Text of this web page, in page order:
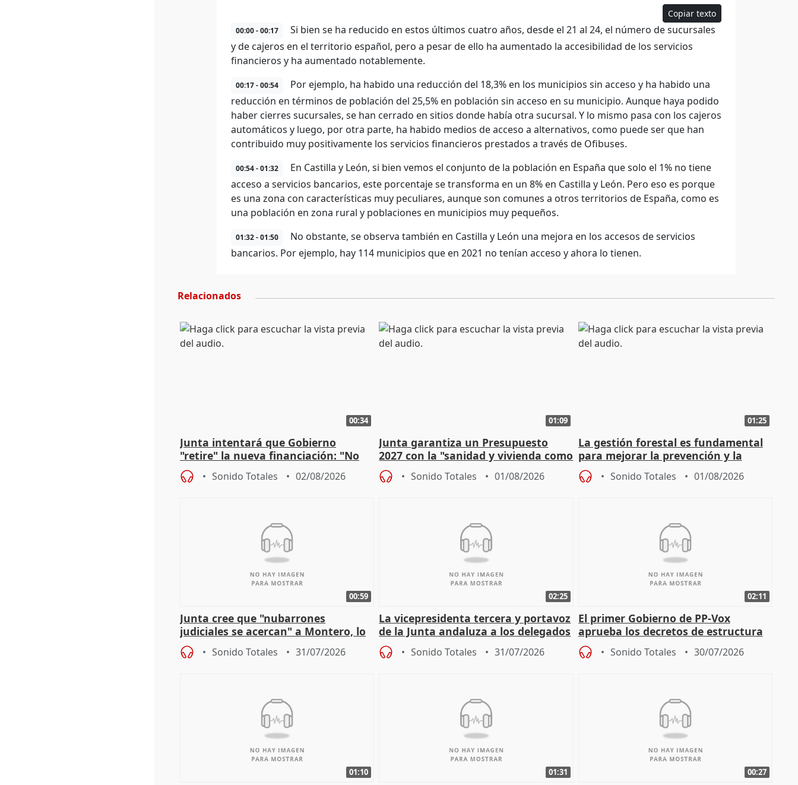
Copiar texto
00:00 - 00:17
Si bien se ha reducido en estos últimos cuatro años, desde el 21 al 24, el número de sucursales
y de cajeros en el territorio español, pero a pesar de ello ha aumentado la accesibilidad de los servicios
financieros y ha aumentado notablemente.
00:17 - 00:54
Por ejemplo, ha habido una reducción del 18,3% en los municipios sin acceso y ha habido una
reducción en términos de población del 25,5% en población sin acceso en su municipio. Aunque haya podido
haber cierres sucursales, se han cerrado en sitios donde había otra sucursal. Y lo mismo pasa con los cajeros
automáticos y luego, por otra parte, ha habido medios de acceso a alternativos, como puede ser que han
contribuido muy positivamente los servicios financieros prestados a través de Ofibuses.
00:54 - 01:32
En Castilla y León, si bien vemos el conjunto de la población en España que solo el 1% no tiene
acceso a servicios bancarios, este porcentaje se transforma en un 8% en Castilla y León. Pero eso es porque
es una zona con características muy peculiares, aunque son comunes a otros territorios de España, como es
una población en zona rural y poblaciones en municipios muy pequeños.
01:32 - 01:50
No obstante, se observa también en Castilla y León una mejora en los accesos de servicios
bancarios. Por ejemplo, hay 114 municipios que en 2021 no tenían acceso y ahora lo tienen.
Relacionados
00:34
Junta intentará que Gobierno
"retire" la nueva financiación: "No
puede ser saqueo a las arcas"
Sonido Totales 02/08/2026
01:09
Junta garantiza un Presupuesto
2027 con la "sanidad y vivienda como
prioridades"
Sonido Totales 01/08/2026
01:25
La gestión forestal es fundamental
para mejorar la prevención y la
actuación frente a incendios
Sonido Totales 01/08/2026
00:59
Junta cree que "nubarrones
judiciales se acercan" a Montero, lo
que la lleva a estar en el "ruido pe
Sonido Totales 31/07/2026
02:25
La vicepresidenta tercera y portavoz
de la Junta andaluza a los delegados
territoriales en Málaga
Sonido Totales 31/07/2026
02:11
El primer Gobierno de PP-Vox
aprueba los decretos de estructura
de sus consejerías
Sonido Totales 30/07/2026
01:10 01:31 00:27